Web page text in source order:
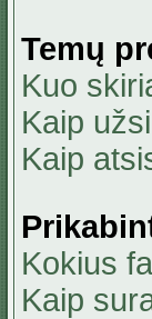
Temų
Kuo
Kaip
Kaip
Kokius
Kaip